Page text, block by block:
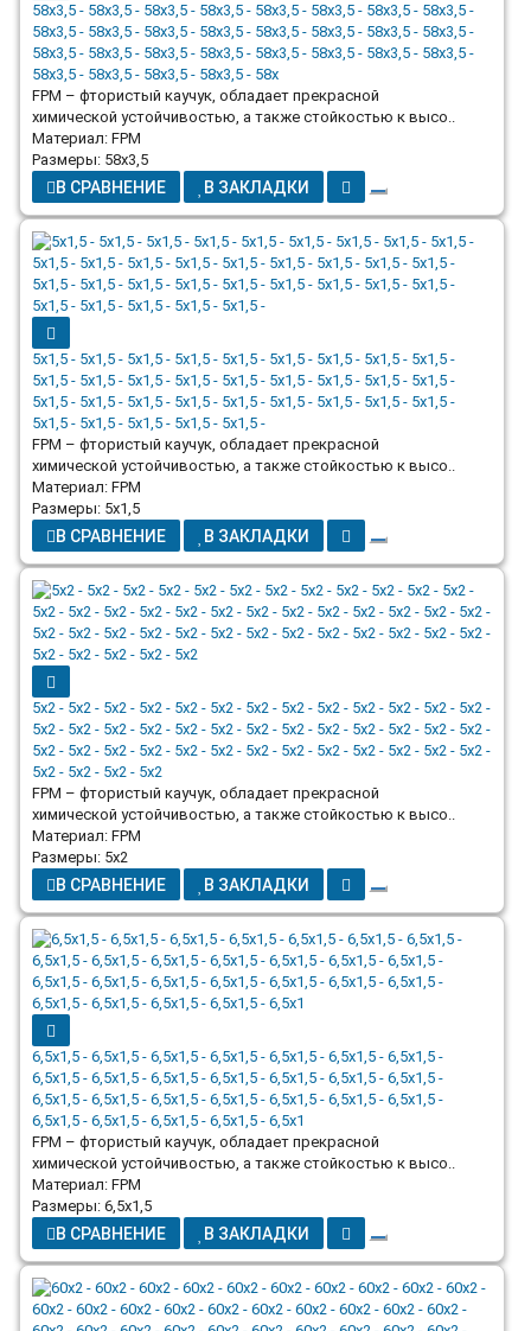
58x3,5 - 58x3,5 - 58x3,5 - 58x3,5 - 58x3,5 - 58x3,5 - 58x3,5 - 58x3,5 -
58x3,5 - 58x3,5 - 58x3,5 - 58x3,5 - 58x3,5 - 58x3,5 - 58x3,5 - 58x3,5 -
58x3,5 - 58x3,5 - 58x3,5 - 58x3,5 - 58x3,5 - 58x3,5 - 58x3,5 - 58x3,5 -
58x3,5 - 58x3,5 - 58x3,5 - 58x3,5 - 58x
FPM – фтористый каучук, обладает прекрасной
химической устойчивостью, а также стойкостью к высо..
Материал: FPM
Размеры: 58x3,5
В СРАВНЕНИЕ В ЗАКЛАДКИ
5x1,5 - 5x1,5 - 5x1,5 - 5x1,5 - 5x1,5 - 5x1,5 - 5x1,5 - 5x1,5 - 5x1,5 -
5x1,5 - 5x1,5 - 5x1,5 - 5x1,5 - 5x1,5 - 5x1,5 - 5x1,5 - 5x1,5 - 5x1,5 -
5x1,5 - 5x1,5 - 5x1,5 - 5x1,5 - 5x1,5 - 5x1,5 - 5x1,5 - 5x1,5 - 5x1,5 -
5x1,5 - 5x1,5 - 5x1,5 - 5x1,5 - 5x1,5 -
FPM – фтористый каучук, обладает прекрасной
химической устойчивостью, а также стойкостью к высо..
Материал: FPM
Размеры: 5x1,5
В СРАВНЕНИЕ В ЗАКЛАДКИ
5x2 - 5x2 - 5x2 - 5x2 - 5x2 - 5x2 - 5x2 - 5x2 - 5x2 - 5x2 - 5x2 - 5x2 - 5x2 -
5x2 - 5x2 - 5x2 - 5x2 - 5x2 - 5x2 - 5x2 - 5x2 - 5x2 - 5x2 - 5x2 - 5x2 - 5x2 -
5x2 - 5x2 - 5x2 - 5x2 - 5x2 - 5x2 - 5x2 - 5x2 - 5x2 - 5x2 - 5x2 - 5x2 - 5x2 -
5x2 - 5x2 - 5x2 - 5x2
FPM – фтористый каучук, обладает прекрасной
химической устойчивостью, а также стойкостью к высо..
Материал: FPM
Размеры: 5x2
В СРАВНЕНИЕ В ЗАКЛАДКИ
6,5x1,5 - 6,5x1,5 - 6,5x1,5 - 6,5x1,5 - 6,5x1,5 - 6,5x1,5 - 6,5x1,5 -
6,5x1,5 - 6,5x1,5 - 6,5x1,5 - 6,5x1,5 - 6,5x1,5 - 6,5x1,5 - 6,5x1,5 -
6,5x1,5 - 6,5x1,5 - 6,5x1,5 - 6,5x1,5 - 6,5x1,5 - 6,5x1,5 - 6,5x1,5 -
6,5x1,5 - 6,5x1,5 - 6,5x1,5 - 6,5x1,5 - 6,5x1
FPM – фтористый каучук, обладает прекрасной
химической устойчивостью, а также стойкостью к высо..
Материал: FPM
Размеры: 6,5x1,5
В СРАВНЕНИЕ В ЗАКЛАДКИ